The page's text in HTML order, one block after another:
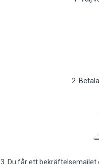
2.
3. Du får ett bekräftelsemailet